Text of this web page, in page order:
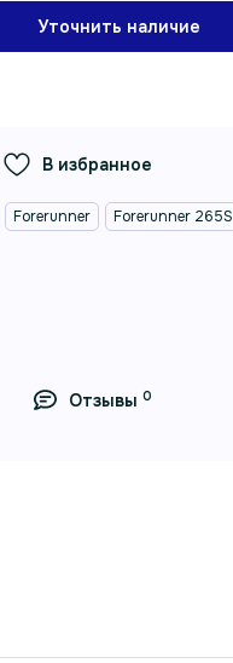
Уточнить наличие
В избранное
Forerunner Forerunner 265S
Отзывы 0